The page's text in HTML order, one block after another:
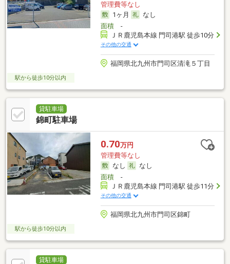
管理費等なし
1ヶ月
なし
面積-
ＪＲ鹿児島本線 門司港駅 徒歩10分
その他の交通
福岡県北九州市門司区清滝５丁目
駅から徒歩10分以内
貸駐車場
錦町駐車場
0.70万円
管理費等なし
なし
なし
面積-
ＪＲ鹿児島本線 門司港駅 徒歩11分
その他の交通
福岡県北九州市門司区錦町
駅から徒歩10分以内
貸駐車場